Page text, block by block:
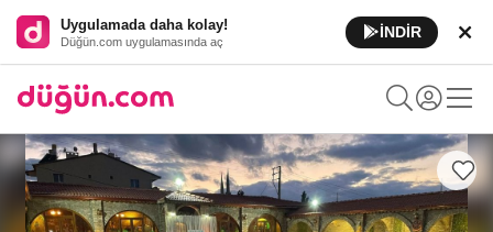
Uygulamada daha kolay!
Düğün.com uygulamasında aç
İNDİR